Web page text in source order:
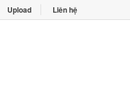
Upload Liên hệ